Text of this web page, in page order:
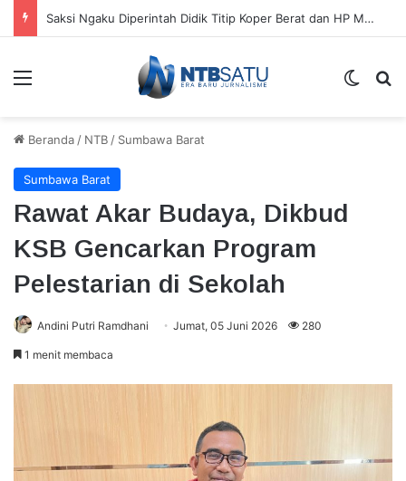
Saksi Ngaku Diperintah Didik Titip Koper Berat dan HP Mati ke Pegawai Bank
Menu
Beranda / NTB / Sumbawa Barat
Sumbawa Barat
Rawat Akar Budaya, Dikbud
KSB Gencarkan Program
Pelestarian di Sekolah
Andini Putri Ramdhani Jumat, 05 Juni 2026 280
1 menit membaca